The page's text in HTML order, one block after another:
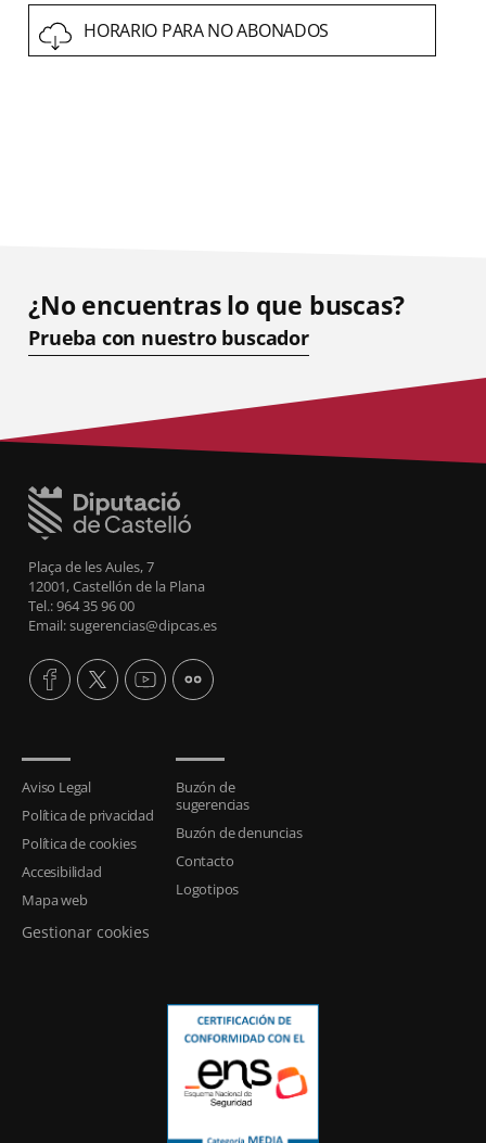
HORARIO PARA NO ABONADOS
¿No encuentras lo que buscas?
Prueba con nuestro buscador
Plaça de les Aules, 7
12001, Castellón de la Plana
Tel.: 964 35 96 00
Email: sugerencias@dipcas.es
Aviso Legal
Política de privacidad
Política de cookies
Accesibilidad
Mapa web
Gestionar cookies
Buzón de
sugerencias
Buzón de denuncias
Contacto
Logotipos